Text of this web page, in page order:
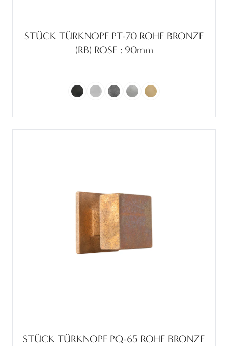
STÜCK TÜRKNOPF PT-70 ROHE BRONZE
(RB) ROSE : 90mm
STÜCK TÜRKNOPF PQ-65 ROHE BRONZE